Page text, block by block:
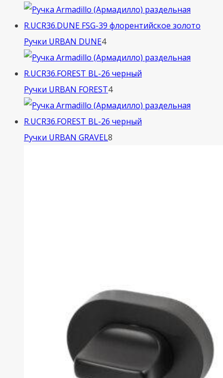
товара
Ручки URBAN DUNE44
товара
Ручки URBAN FOREST44
товара
Ручки URBAN GRAVEL8